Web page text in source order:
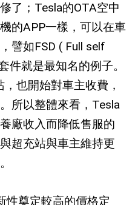
了； Tesla的OTA空中
的APP一樣，可以在車
譬如FSD ( Full self
件就是最知名的例子。
，也開始對車主收費，
所以整體來看， Tesla
廠收入而降低售服的
與超充站與車主維持更
性奠定較高的價格定